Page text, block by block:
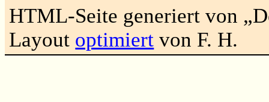
HTML-Seite generiert von
Layout optimiert von F. H.